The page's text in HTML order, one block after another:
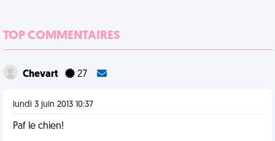
TOP COMMENTAIRES
Chevart 27
lundi 3 juin 2013 10:37
Paf le chien!